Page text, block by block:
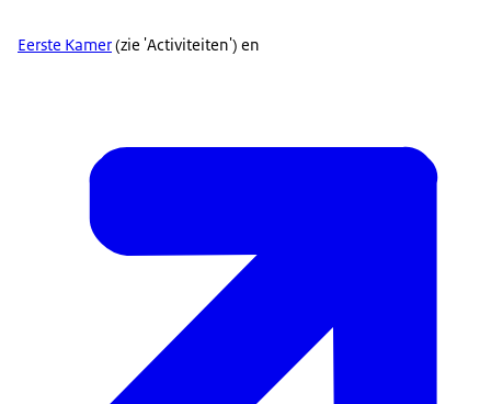
Eerste Kamer(zie 'Activiteiten') en